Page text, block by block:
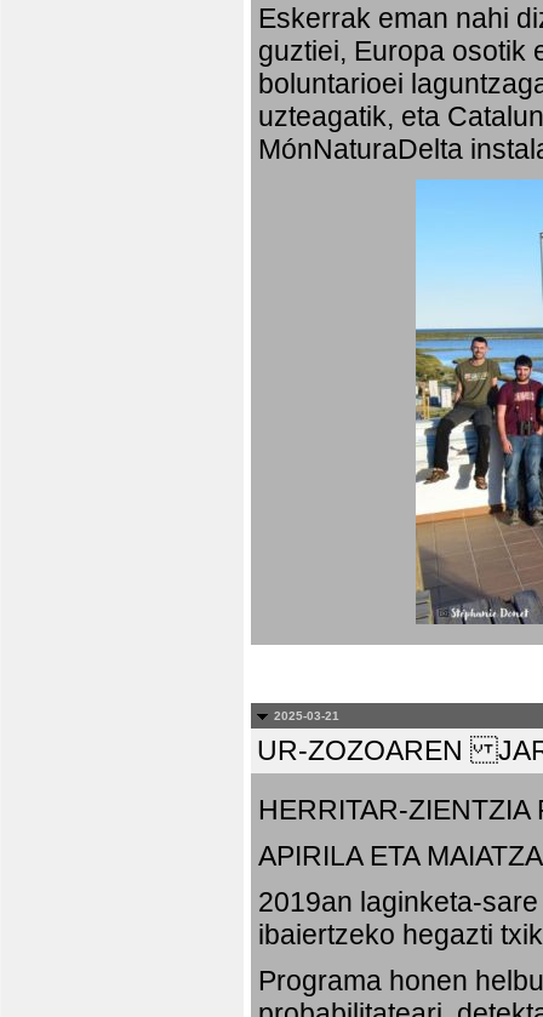
Eskerrak eman nahi
guztiei, Europa osotik
boluntarioei
uzteagatik, eta
MónNaturaDelta
2025-03-21
UR-ZOZOAREN
HERRITAR-ZIENTZIA
APIRILA ETA
2019an laginketa-
ibaiertzeko hegazti
Programa honen